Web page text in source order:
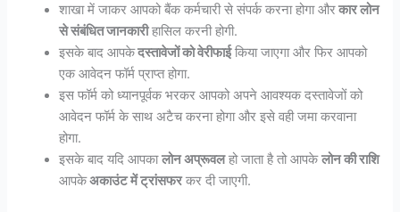
शाखा में जाकर आपको बैंक कर्मचारी से संपर्क करना होगा औरकार लोन
से संबंधित जानकारीहासिल करनी होगी.
इसके बाद आपकेदस्तावेजों को वेरीफाईकिया जाएगा और फिर आपको
एक आवेदन फॉर्म प्राप्त होगा.
इस फॉर्म को ध्यानपूर्वक भरकर आपको अपने आवश्यक दस्तावेजों को
आवेदन फॉर्म के साथ अटैच करना होगा और इसे वही जमा करवाना
होगा.
इसके बाद यदि आपकालोन अप्रूवलहो जाता है तो आपकेलोन की राशि
आपकेअकाउंट में ट्रांसफरकर दी जाएगी.